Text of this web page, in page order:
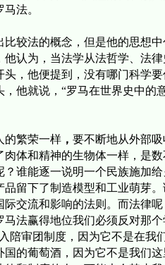
马法。
比较法的概念，但是他的思想
他认为，当法学从法哲学、法
，他便提到，没有哪门科学
，他就说，“罗马在世界史中的
的繁荣一样， 要不断地从外部
体和精神的生物体一样，是
谁能逐一说明一个民族施加
留下了制造模型和工业萌芽
交流和影响的法则。而法律
法赢得地位我们必须反对那
陪审团制度，因为它不是在
国的葡萄酒，因为它不是我们